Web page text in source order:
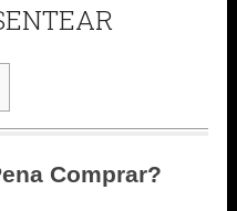
Comprar?